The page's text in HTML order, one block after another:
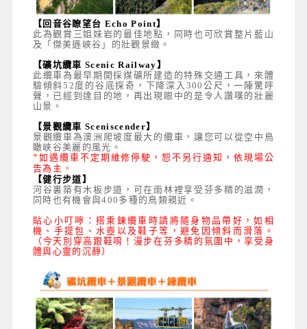
【回音谷瞭望台 Echo Point】
此為觀賞三姐妹岩的最佳地點，同時也可欣賞整片藍山
及「傑美遜峽谷」的壯觀景緻。
【礦坑纜車 Scenic Railway】
此纜車為最早期開採煤礦所建造的特殊交通工具，來體
驗傾斜52度的谷底探奇，下降深入300公尺，一陣驚呼
聲，已經到達目的地，再出現眼中的是令人讚嘆的壯麗
山景。
【景觀纜車 Sceniscender】
景觀纜車為澳洲爬坡度最大的纜車，讓您可以從空中鳥
瞰峽谷美麗的風光。
*如遇纜車不定期維修停駛，恕不另行通知，依現場公
告為主 。
【健行步道】
河谷裏築有木板步道，可在雨林裡享受芬多精的滋潤，
同時也有機會與400多種的鳥類親近。
貼心小叮嚀：搭乘鍊纜車時請將隨身物品帶好，如相
機、手提包、水壺以及鞋子等，避免因傾斜而滑落。
（今天別穿高跟鞋唷！漫步在芬多精的氛圍中，享受身
體與心靈的沉靜）